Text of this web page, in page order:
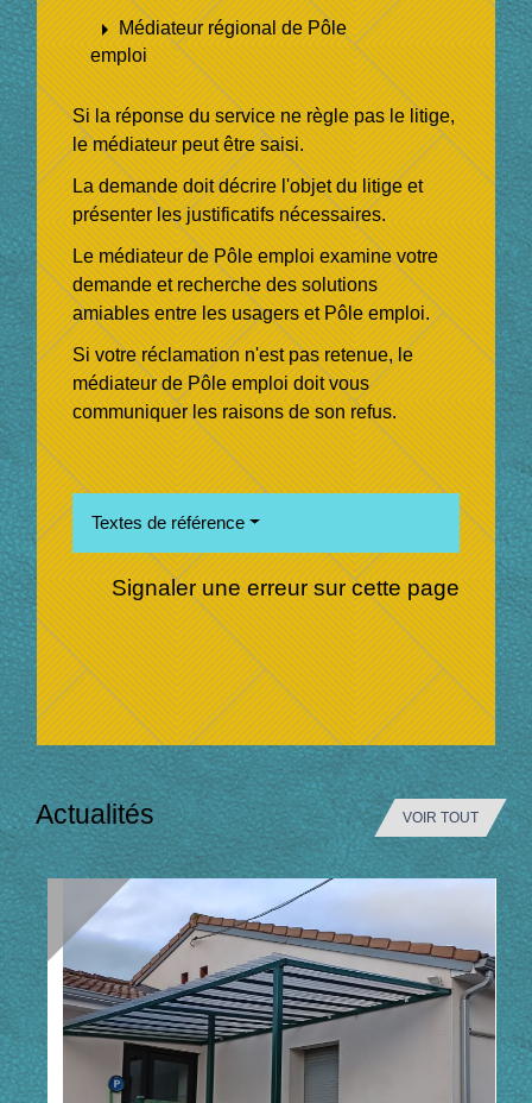
arrow_rightMédiateur régional de Pôle
emploi
Si la réponse du service ne règle pas le litige,
le médiateur peut être saisi.
La demande doit décrire l'objet du litige et
présenter les justificatifs nécessaires.
Le médiateur de Pôle emploi examine votre
demande et recherche des solutions
amiables entre les usagers et Pôle emploi.
Si votre réclamation n'est pas retenue, le
médiateur de Pôle emploi doit vous
communiquer les raisons de son refus.
Textes de référence
Signaler une erreur sur cette page
Actualités VOIR TOUT